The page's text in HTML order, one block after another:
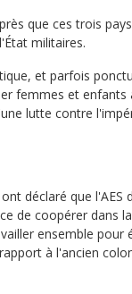
que ces trois
militaires.
et parfois
femmes et enfants
lutte contre
déclaré que l'AES
de coopérer dans
ensemble pour
à l'ancien